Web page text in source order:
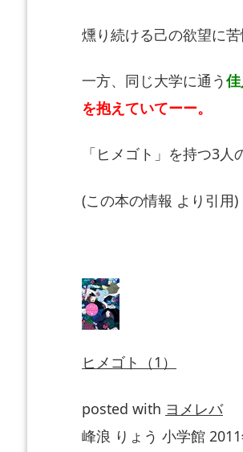
燻り続ける己の欲望に苦
一方、同じ大学に通う
を抱えていてーー。
「ヒメゴト」を持つ3
(この本の情報 より引用)
ヒメゴト（1）
posted with ヨメレバ
峰浪 りょう 小学館